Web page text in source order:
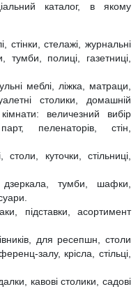
каталог, в якому
стінки, стелажі, журнальні
тумби, полиці, газетниці,
меблі, ліжка, матраци,
столики, домашній
величезний вибір
пеленаторів, стін,
столи, куточки, стільниці,
тумби, шафки,
підставки, асортимент
для ресепшн, столи
залу, крісла, стільці,
кавові столики, садові